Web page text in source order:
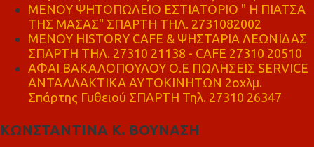
ΜΕΝΟΥ ΨΗΤΟΠΩΛΕΙΟ ΕΣΤΙΑΤΟΡΙΟ " Η ΠΙΑΤΣΑ
ΤΗΣ ΜΑΣΑΣ" ΣΠΑΡΤΗ ΤΗΛ. 2731082002
ΜΕΝΟΥ HISTORY CAFE & ΨΗΣΤΑΡΙΑ ΛΕΩΝΙΔΑΣ
ΣΠΑΡΤΗ ΤΗΛ. 27310 21138 - CAFE 27310 20510
ΑΦΑΙ ΒΑΚΑΛΟΠΟΥΛΟΥ Ο.Ε ΠΩΛΗΣΕΙΣ SERVICE
ΑΝΤΑΛΛΑΚΤΙΚΑ ΑΥΤΟΚΙΝΗΤΩΝ 2οχλμ.
Σπάρτης Γυθειού ΣΠΑΡΤΗ Τηλ. 27310 26347
ΚΩΝΣΤΑΝΤΙΝΑ Κ. ΒΟΥΝΑΣΗ